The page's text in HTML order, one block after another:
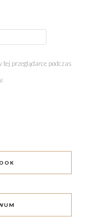
przeglądarce podczas